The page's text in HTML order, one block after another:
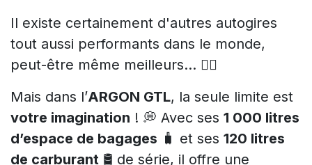
Il existe certainement d'autres autogires
tout aussi performants dans le monde,
peut-être même meilleurs… 🤷‍♂️
Mais dans l’ARGON GTL, la seule limite est
votre imagination ! 💭 Avec ses 1 000 litres
d’espace de bagages 🧳 et ses 120 litres
de carburant 🛢 de série, il offre une